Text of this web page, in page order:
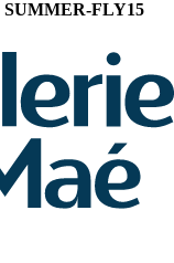
SUMMER-FLY15